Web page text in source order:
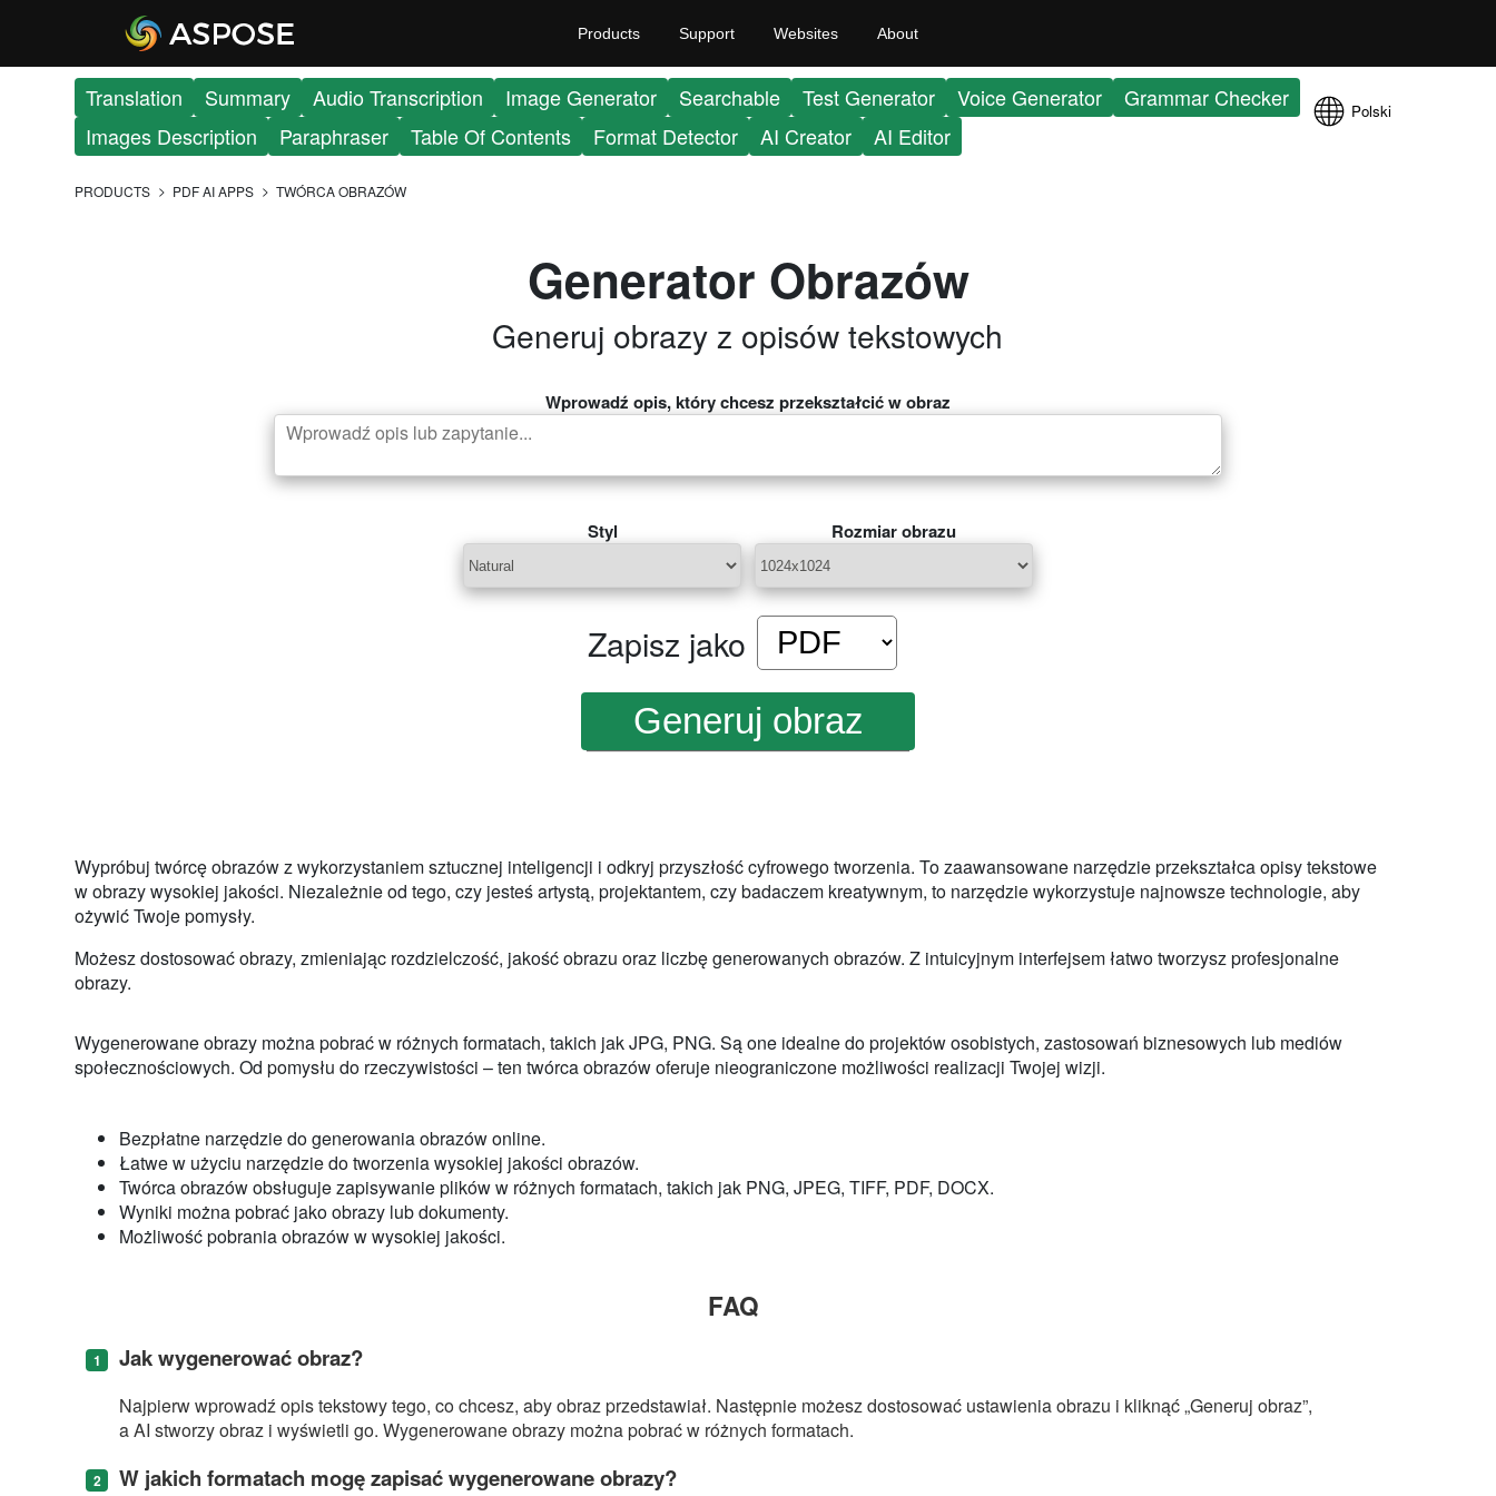
Products Support Websites About
Translation Summary Audio Transcription Image Generator Searchable Test Generator Voice Generator
Grammar Checker
Images Description
Paraphraser Table Of Contents Format Detector AI Creator AI Editor
Polski
PRODUCTS PDF AI APPS TWÓRCA OBRAZÓW
Generator Obrazów
Generuj obrazy z opisów tekstowych
Wprowadź opis, który chcesz przekształcić w obraz
Styl Rozmiar obrazu
Zapisz jako
Wypróbuj twórcę obrazów z wykorzystaniem sztucznej inteligencji i odkryj przyszłość cyfrowego tworzenia. To zaawansowane narzędzie przekształca opisy tekstowe
w obrazy wysokiej jakości. Niezależnie od tego, czy jesteś artystą, projektantem, czy badaczem kreatywnym, to narzędzie wykorzystuje najnowsze technologie, aby
ożywić Twoje pomysły.
Możesz dostosować obrazy, zmieniając rozdzielczość, jakość obrazu oraz liczbę generowanych obrazów. Z intuicyjnym interfejsem łatwo tworzysz profesjonalne
obrazy.
Wygenerowane obrazy można pobrać w różnych formatach, takich jak JPG, PNG. Są one idealne do projektów osobistych, zastosowań biznesowych lub mediów
społecznościowych. Od pomysłu do rzeczywistości – ten twórca obrazów oferuje nieograniczone możliwości realizacji Twojej wizji.
Bezpłatne narzędzie do generowania obrazów online.
Łatwe w użyciu narzędzie do tworzenia wysokiej jakości obrazów.
Twórca obrazów obsługuje zapisywanie plików w różnych formatach, takich jak PNG, JPEG, TIFF, PDF, DOCX.
Wyniki można pobrać jako obrazy lub dokumenty.
Możliwość pobrania obrazów w wysokiej jakości.
FAQ
Jak wygenerować obraz?
Najpierw wprowadź opis tekstowy tego, co chcesz, aby obraz przedstawiał. Następnie możesz dostosować ustawienia obrazu i kliknąć „Generuj obraz”,
a AI stworzy obraz i wyświetli go. Wygenerowane obrazy można pobrać w różnych formatach.
W jakich formatach mogę zapisać wygenerowane obrazy?